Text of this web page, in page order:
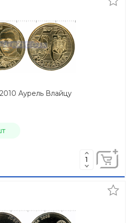
Аурель Влайцу